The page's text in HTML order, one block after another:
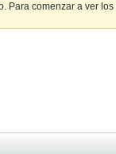
Para comenzar a ver